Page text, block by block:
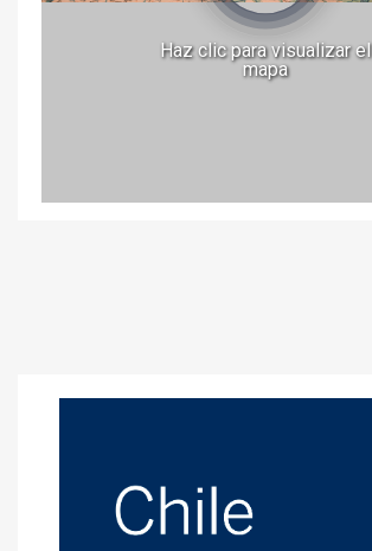
Haz clic para visualizar el
mapa